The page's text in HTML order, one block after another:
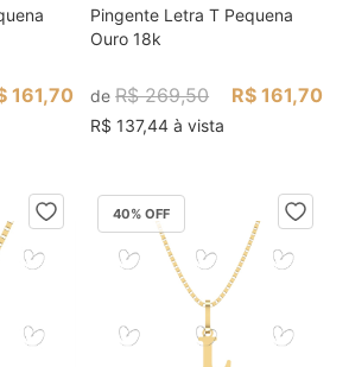
161,70
Pingente Letra T Pequena
Ouro 18k
deR$ 269,50 R$ 161,70
R$ 137,44 à vista
40% OFF